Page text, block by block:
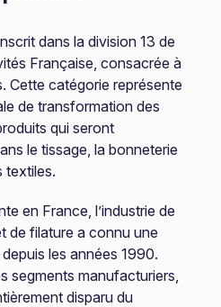
dans la division 13 de
Française, consacrée à
Cette catégorie représente
de transformation des
qui seront
le tissage, la bonneterie
textiles.
en France, l’industrie de
de filature a connu une
les années 1990.
segments manufacturiers,
disparu du